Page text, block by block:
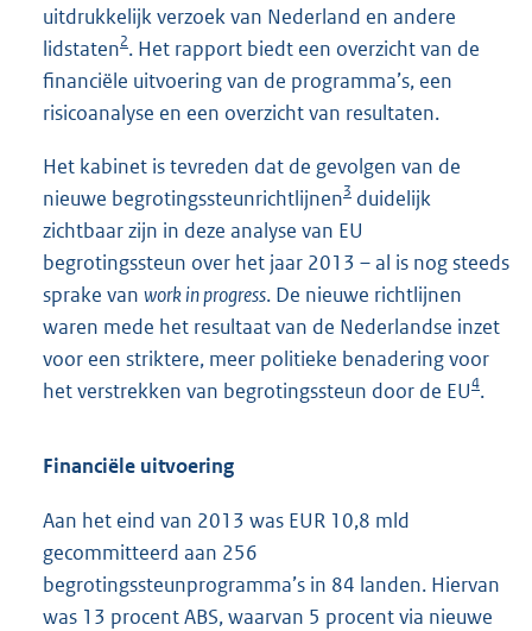
uitdrukkelijk verzoek van Nederland en andere
lidstaten2. Het rapport biedt een overzicht van de
financiële uitvoering van de programma’s, een
risicoanalyse en een overzicht van resultaten.
Het kabinet is tevreden dat de gevolgen van de
nieuwe begrotingssteunrichtlijnen3 duidelijk
zichtbaar zijn in deze analyse van EU
begrotingssteun over het jaar 2013 – al is nog steeds
sprake van work in progress. De nieuwe richtlijnen
waren mede het resultaat van de Nederlandse inzet
voor een striktere, meer politieke benadering voor
het verstrekken van begrotingssteun door de EU4.
Financiële uitvoering
Aan het eind van 2013 was EUR 10,8 mld
gecommitteerd aan 256
begrotingssteunprogramma’s in 84 landen. Hiervan
was 13 procent ABS, waarvan 5 procent via nieuwe